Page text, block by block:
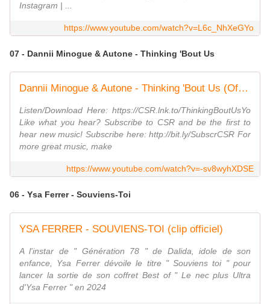
Instagram | ...
https://www.youtube.com/watch?v=L6c_NhXeGYo
07 - Dannii Minogue & Autone - Thinking 'Bout Us
Dannii Minogue & Autone - Thinking 'Bout Us (Official Music Video)
Listen/Download Here: https://CSR.lnk.to/ThinkingBoutUsYo
Like what you hear? Subscribe to CSR and be the first to
hear new music! Subscribe here: http://bit.ly/SubscrCSR For
more great music, make
https://www.youtube.com/watch?v=-sv8wyhXDSE
06 - Ysa Ferrer - Souviens-Toi
YSA FERRER - SOUVIENS-TOI (clip officiel)
A l'instar de " Génération 78 " de Dalida, idole de son
enfance, Ysa Ferrer dévoile le titre " Souviens toi " pour
lancer la sortie de son coffret Best of " Le nec plus Ultra
d'Ysa Ferrer " en 2024